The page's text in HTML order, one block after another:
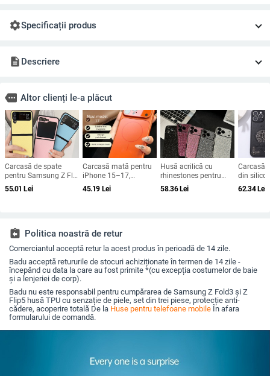
settingsSpecificații produs
description Descriere
more Altor clienți le-a plăcut
Carcasă de spate
pentru Samsung Z Flip
seria — piele sintetică,
emboss, protecție anti-
55.01 Lei
Carcasă mată pentru
iPhone 15–17,
rezistență la șocuri,
protecție pentru
45.19 Lei
Husă acrilică cu
rhinestones pentru
iPhone 17 Pro Max,
acoperire completă cu
58.36Lei
Carcasă
din
gravat în
62.34Lei
assignment_return Politica noastră de retur
Comerciantul acceptă retur la acest produs în perioadă de 14 zile.
Badu acceptă retururile de stocuri achiziționate în termen de 14 zile -
începând cu data la care au fost primite *(cu excepția costumelor de baie
și a lenjeriei de corp).
Badu nu este responsabil pentru cumpărarea de Samsung Z Fold3 și Z
Flip5 husă TPU cu senzație de piele, set din trei piese, protecție anti-
cădere, acoperire totală De la Huse pentru telefoane mobile În afara
formularului de comandă.